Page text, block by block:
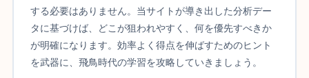
する必要はありません。当サイトが導き出した分析デー
タに基づけば、どこが狙われやすく、何を優先すべきか
が明確になります。効率よく得点を伸ばすためのヒント
を武器に、飛鳥時代の学習を攻略していきましょう。